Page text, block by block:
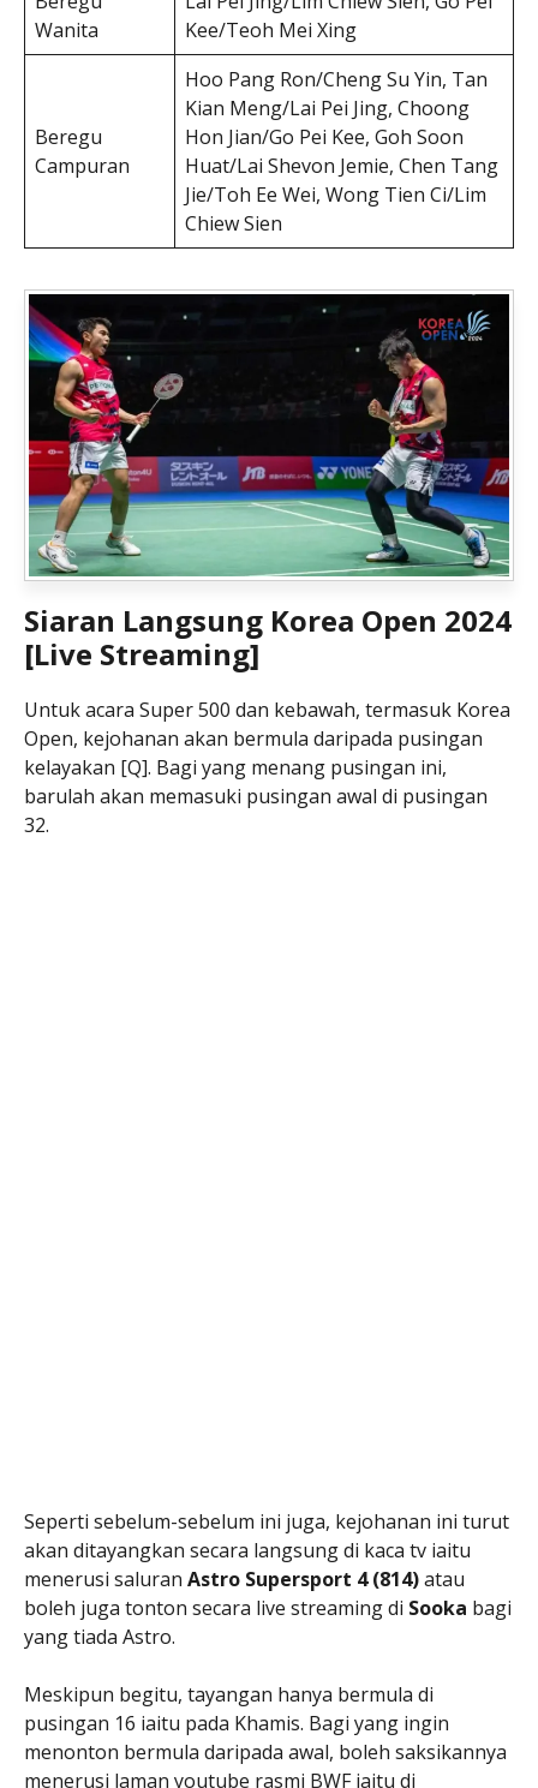
Wanita
Kee/Teoh Mei Xing
Beregu
Campuran
Hoo Pang Ron/Cheng Su Yin, Tan
Kian Meng/Lai Pei Jing, Choong
Hon Jian/Go Pei Kee, Goh Soon
Huat/Lai Shevon Jemie, Chen Tang
Jie/Toh Ee Wei, Wong Tien Ci/Lim
Chiew Sien
Siaran Langsung Korea Open 2024
[Live Streaming]
Untuk acara Super 500 dan kebawah, termasuk Korea
Open, kejohanan akan bermula daripada pusingan
kelayakan [Q]. Bagi yang menang pusingan ini,
barulah akan memasuki pusingan awal di pusingan
32.
Seperti sebelum-sebelum ini juga, kejohanan ini turut
akan ditayangkan secara langsung di kaca tv iaitu
menerusi saluran Astro Supersport 4 (814)atau
boleh juga tonton secara live streaming di Sooka bagi
yang tiada Astro.
Meskipun begitu, tayangan hanya bermula di
pusingan 16 iaitu pada Khamis. Bagi yang ingin
menonton bermula daripada awal, boleh saksikannya
menerusi laman youtube rasmi BWF iaitu di